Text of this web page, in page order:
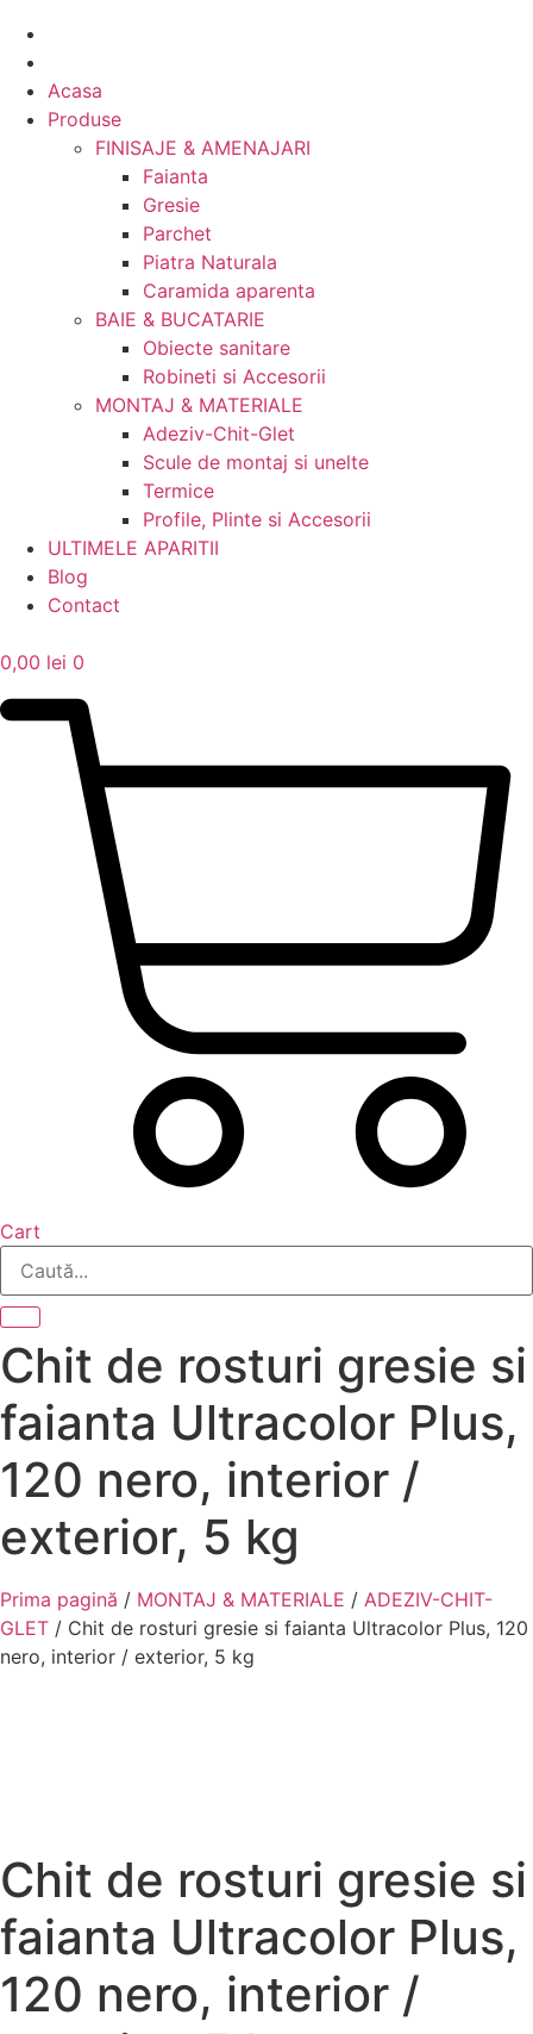
Acasa
Produse
FINISAJE & AMENAJARI
Faianta
Gresie
Parchet
Piatra Naturala
Caramida aparenta
BAIE & BUCATARIE
Obiecte sanitare
Robineti si Accesorii
MONTAJ & MATERIALE
Adeziv-Chit-Glet
Scule de montaj si unelte
Termice
Profile, Plinte si Accesorii
ULTIMELE APARITII
Blog
Contact
0,00 lei 0
Cart
Chit de rosturi gresie si
faianta Ultracolor Plus,
120 nero, interior /
exterior, 5 kg
Prima pagină / MONTAJ & MATERIALE / ADEZIV-CHIT-
GLET / Chit de rosturi gresie si faianta Ultracolor Plus, 120
nero, interior / exterior, 5 kg
In stoc
Chit de rosturi gresie si
faianta Ultracolor Plus,
120 nero, interior /